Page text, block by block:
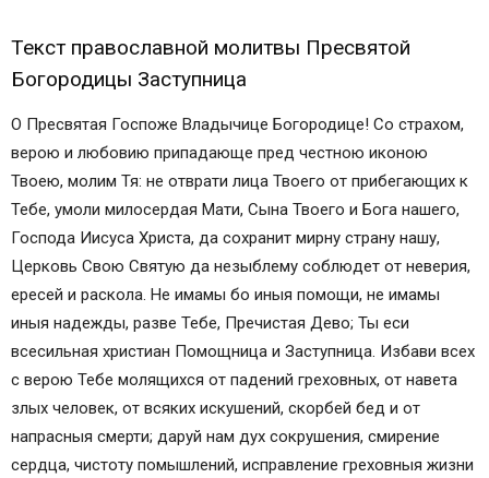
Текст православной молитвы Пресвятой
Богородицы Заступница
О Пресвятая Госпоже Владычице Богородице! Со страхом,
верою и любовию припадающе пред честною иконою
Твоею, молим Тя: не отврати лица Твоего от прибегающих к
Тебе, умоли милосердая Мати, Сына Твоего и Бога нашего,
Господа Иисуса Христа, да сохранит мирну страну нашу,
Церковь Свою Святую да незыблему соблюдет от неверия,
ересей и раскола. Не имамы бо иныя помощи, не имамы
иныя надежды, разве Тебе, Пречистая Дево; Ты еси
всесильная христиан Помощница и Заступница. Избави всех
с верою Тебе молящихся от падений греховных, от навета
злых человек, от всяких искушений, скорбей бед и от
напрасныя смерти; даруй нам дух сокрушения, смирение
сердца, чистоту помышлений, исправление греховныя жизни